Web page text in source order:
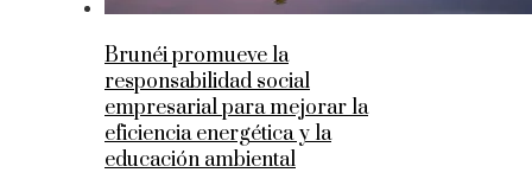
Brunéi promueve la
responsabilidad social
empresarial para mejorar la
eficiencia energética y la
educación ambiental